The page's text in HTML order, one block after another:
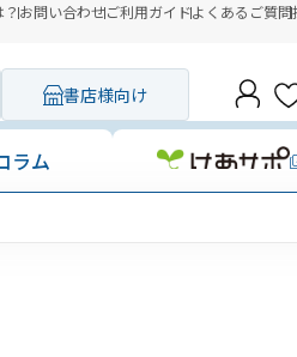
？お問い合わせご利用ガイドよくあるご質問
書店様向け
ラム